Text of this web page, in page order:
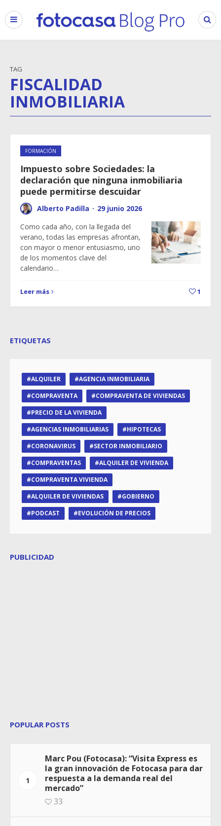
TAG
FISCALIDAD
INMOBILIARIA
FORMACIÓN
Impuesto sobre Sociedades: la
declaración que ninguna inmobiliaria
puede permitirse descuidar
Alberto Padilla · 29 junio 2026
Como cada año, con la llegada del
verano, todas las empresas afrontan,
con mayor o menor entusiasmo, uno
de los momentos clave del
calendario…
Leer más 1
ETIQUETAS
ALQUILER
AGENCIA INMOBILIARIA
COMPRAVENTA
COMPRAVENTA DE VIVIENDAS
PRECIO DE LA VIVIENDA
AGENCIAS INMOBILIARIAS
HIPOTECAS
CORONAVIRUS
SECTOR INMOBILIARIO
COMPRAVENTAS
ALQUILER DE VIVIENDA
COMPRAVENTA VIVIENDA
ALQUILER DE VIVIENDAS
GOBIERNO
PODCAST
EVOLUCIÓN DE PRECIOS
PUBLICIDAD
POPULAR POSTS
1
Marc Pou (Fotocasa): “Visita Express es
la gran innovación de Fotocasa para dar
respuesta a la demanda real del
mercado”
33